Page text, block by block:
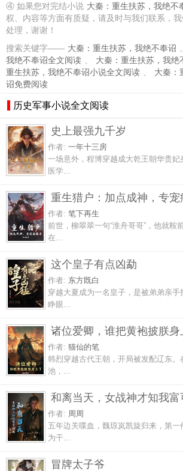
④ 如果您对完结小说 大秦：重生扶苏，我绝不
权、内容等方面有质疑，请及时与我们联系，
处理，谢谢！
搜索关键字—— 大秦：重生扶苏，我绝不奉诏 、
我绝不奉诏全文阅读 、 大秦：重生扶苏，我绝
重生扶苏，我绝不奉诏小说全文阅读 、
大秦：
诏免费阅读
历史军事小说全文阅读
史上最强九千岁
作者: 一年十三房
一场意外，程博穿越成大乾王朝华贵
医学...
重生猎户：加点成神，专宠
作者: 笔下再生
前世，柳翠翠一句“淮舟哥哥”，他就鞍
在...
这个皇子有点凶勐
作者: 东方既白
穿越大夏成为一名皇子，是被弟弟亲
睁眼...
诸位爱卿，谁把黄袍披朕身
作者: 猫仙的笔
韩烈穿越古代王朝，开局被发配辽东
池，...
和离当天，女战神才知我富
作者: 周周
五年边关喋血，魏琼岚凯旋归来，第
为干...
冒牌太子爷